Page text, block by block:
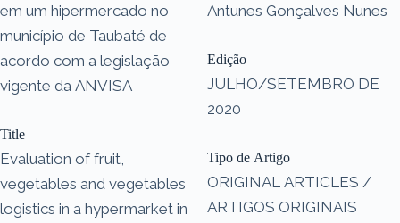
em um hipermercado no
município de Taubaté de
acordo com a legislação
vigente da ANVISA
Title
Evaluation of fruit,
vegetables and vegetables
logistics in a hypermarket in
Antunes Gonçalves Nunes
Edição
JULHO/SETEMBRO DE
2020
Tipo de Artigo
ORIGINAL ARTICLES /
ARTIGOS ORIGINAIS